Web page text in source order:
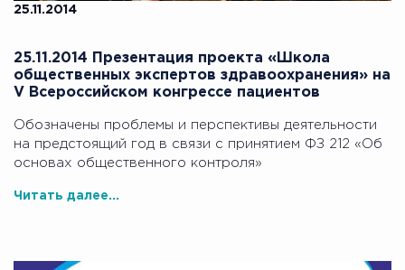
25.11.2014
25.11.2014 Презентация проекта «Школа
общественных экспертов здравоохранения» на
V Всероссийском конгрессе пациентов
Обозначены проблемы и перспективы деятельности
на предстоящий год в связи с принятием ФЗ 212 «Об
основах общественного контроля»
Читать далее...